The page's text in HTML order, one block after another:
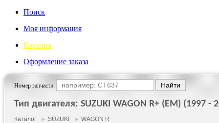
Поиск
Моя информация
Корзина
Оформление заказа
Номер запчасти:
Тип двигателя: SUZUKI WAGON R+ (EM) (1997 -
Каталог ► SUZUKI ► WAGON R